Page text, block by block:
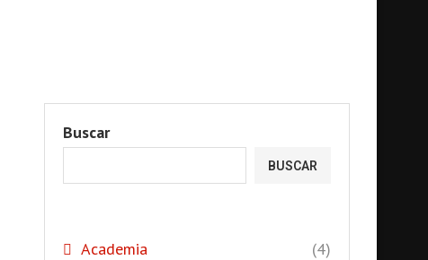
Buscar
BUSCAR
Academia (4)